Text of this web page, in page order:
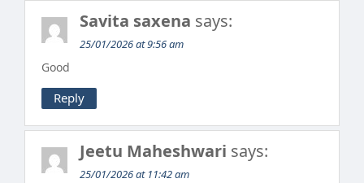
Savita saxena says:
25/01/2026 at 9:56 am
Good
Reply
Jeetu Maheshwari says:
25/01/2026 at 11:42 am